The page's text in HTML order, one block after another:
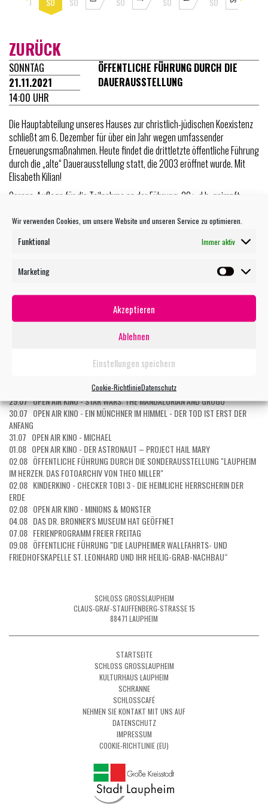
Wir verwenden Cookies, um unsere Website und unseren Service zu optimieren.
Funktional Immer aktiv
Marketing
Akzeptieren
Ablehnen
Einstellungen speichern
Cookie-RichtlinieDatenschutz
ZURÜCK
SONNTAG
21.11.2021
14:00 UHR
ÖFFENTLICHE FÜHRUNG DURCH DIE
DAUERAUSSTELLUNG
Die Hauptabteilung unseres Hauses zur christlich-jüdischen Koexistenz
schließt am 6. Dezember für über ein Jahr wegen umfassender
Erneuerungsmaßnahmen. Heute findet die drittletzte öffentliche Führung
durch die „alte“ Dauerausstellung statt, die 2003 eröffnet wurde. Mit
Elisabeth Kilian!
Corona-Auflage für die Teilnahme an der Führung: 2G+, d.h. geimpft,
27.07 OPEN AIR KINO - EXTRAWURST
27.07 OPEN AIR KINO: KOMBI-TICKET 3 FILME
29.07 KURZ UND GUT - EIN ERSTER BLICK INS MUSEUM
29.07 OPEN AIR KINO - STAR WARS: THE MANDALORIAN AND GROGU
30.07 OPEN AIR KINO - EIN MÜNCHNER IM HIMMEL - DER TOD IST ERST DER
ANFANG
31.07 OPEN AIR KINO - MICHAEL
01.08 OPEN AIR KINO - DER ASTRONAUT – PROJECT HAIL MARY
02.08 ÖFFENTLICHE FÜHRUNG DURCH DIE SONDERAUSSTELLUNG "LAUPHEIM
IM HERZEN. DAS FOTOARCHIV VON THEO MILLER"
02.08 KINDERKINO - CHECKER TOBI 3 - DIE HEIMLICHE HERRSCHERIN DER
ERDE
02.08 OPEN AIR KINO - MINIONS & MONSTER
04.08 DAS DR. BRONNER'S MUSEUM HAT GEÖFFNET
07.08 FERIENPROGRAMM FREIER FREITAG
09.08 ÖFFENTLICHE FÜHRUNG "DIE LAUPHEIMER WALLFAHRTS- UND
FRIEDHOFSKAPELLE ST. LEONHARD UND IHR HEILIG-GRAB-NACHBAU“
SCHLOSS GROSSLAUPHEIM
CLAUS-GRAF-STAUFFENBERG-STRASSE 15
88471 LAUPHEIM
STARTSEITE
SCHLOSS GROSSLAUPHEIM
KULTURHAUS LAUPHEIM
SCHRANNE
SCHLOSSCAFÉ
NEHMEN SIE KONTAKT MIT UNS AUF
DATENSCHUTZ
IMPRESSUM
COOKIE-RICHTLINIE (EU)